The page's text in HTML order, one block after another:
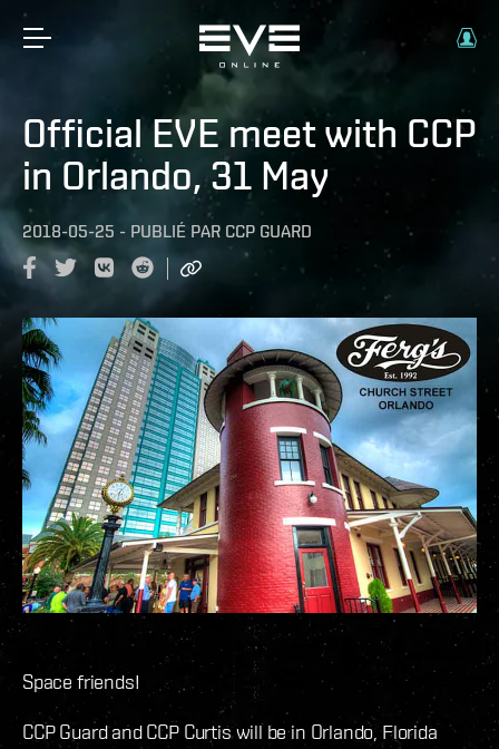
Official EVE meet with CCP
in Orlando, 31 May
2018-05-25 - PUBLIÉ PAR CCP GUARD
Space friends!
CCP Guard and CCP Curtis will be in Orlando, Florida